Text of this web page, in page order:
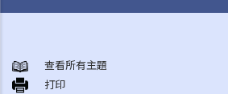
持久授權書的精要和它可達致的實效
1. 相關法律
查看所有主題
打印